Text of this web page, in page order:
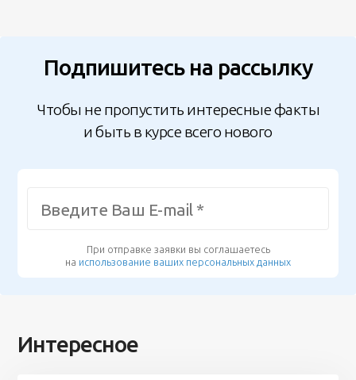
Подпишитесь на рассылку
Чтобы не пропустить интересные факты
и быть в курсе всего нового
При отправке заявки вы соглашаетесь
на использование ваших персональных данных
Интересное